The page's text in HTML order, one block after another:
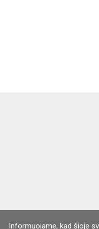
Informuojame, kad šioje